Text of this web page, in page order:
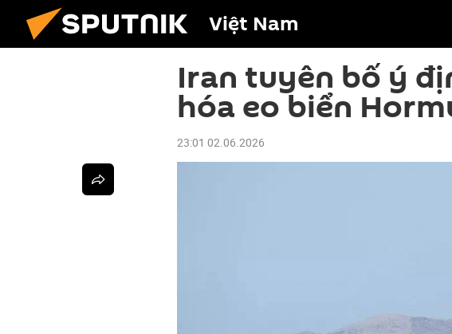
Việt Nam
Iran tuyên bố ý
hóa eo biển
23:01 02.06.2026